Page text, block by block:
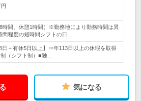
時間、休憩1時間）※勤務地により勤務時間は異
程度の短時間シフトの日…
日＋有休5日以上】⇒年113日以上の休暇を取得
（シフト制）■独…
気になる